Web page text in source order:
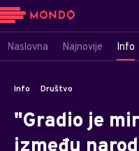
Naslovna Najnovije Info
Info Društvo
"Gradio je